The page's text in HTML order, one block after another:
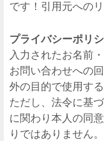
です！引用元への
プライバシーポリシ
入力されたお名前
お問い合わせへの
外の目的で使用す
ただし、法令に基
に関わり本人の同
りではありません。